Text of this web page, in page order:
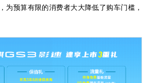
为预算有限的消费者大大降低了购车门槛，